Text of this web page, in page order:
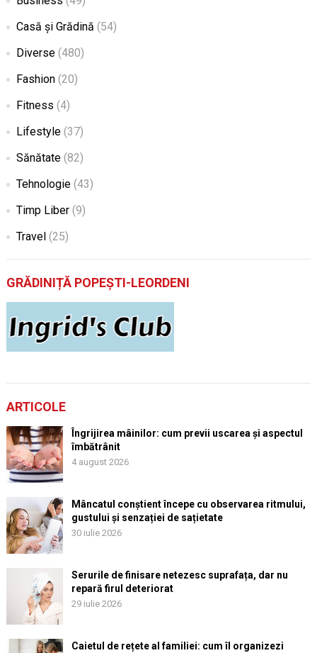
Casă și Grădină (54)
Diverse(480)
Fashion(20)
Fitness (4)
Lifestyle(37)
Sănătate(82)
Tehnologie(43)
Timp Liber(9)
Travel (25)
GRĂDINIȚĂ POPEȘTI-LEORDENI
ARTICOLE
Îngrijirea mâinilor: cum previi uscarea și aspectul
îmbătrânit
4 august 2026
Mâncatul conștient începe cu observarea ritmului,
gustului și senzației de sațietate
30 iulie 2026
Serurile de finisare netezesc suprafața, dar nu
repară firul deteriorat
29 iulie 2026
Caietul de rețete al familiei: cum îl organizezi